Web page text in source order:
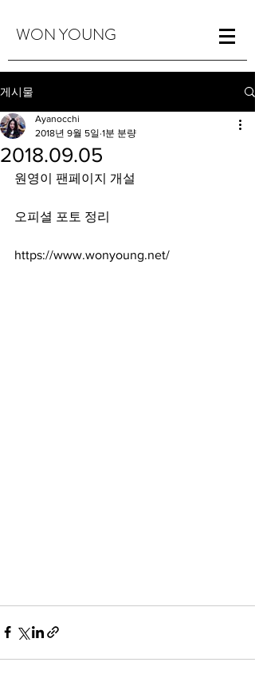
WON YOUNG
게시물
2018.09.05
Ayanocchi
2018년 9월 5일 1분 분량
원영이 팬페이지 개설
오피셜 포토 정리
https://www.wonyoung.net/